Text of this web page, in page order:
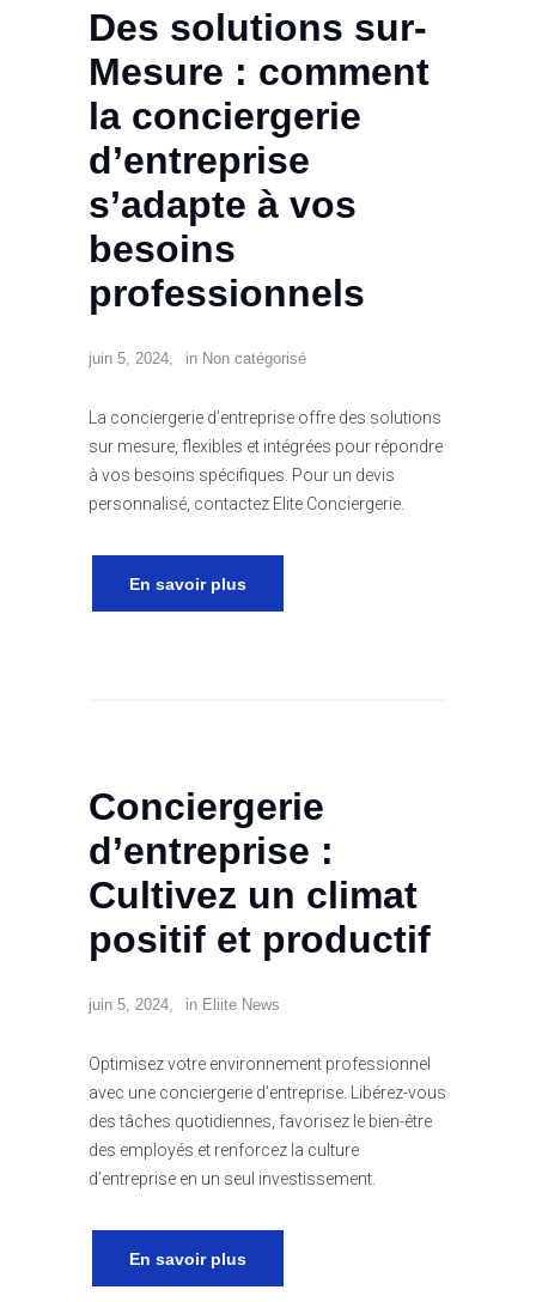
Des solutions sur-
Mesure : comment
la conciergerie
d’entreprise
s’adapte à vos
besoins
professionnels
juin 5, 2024 in Non catégorisé
La conciergerie d’entreprise offre des solutions
sur mesure, flexibles et intégrées pour répondre
à vos besoins spécifiques. Pour un devis
personnalisé, contactez Elite Conciergerie.
En savoir plus
Conciergerie
d’entreprise :
Cultivez un climat
positif et productif
juin 5, 2024 in Eliite News
Optimisez votre environnement professionnel
avec une conciergerie d’entreprise. Libérez-vous
des tâches quotidiennes, favorisez le bien-être
des employés et renforcez la culture
d’entreprise en un seul investissement.
En savoir plus